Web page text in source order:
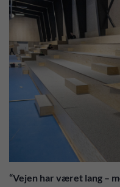
“Vejen har været lang –